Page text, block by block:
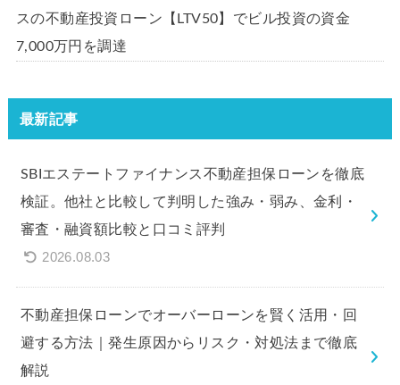
スの不動産投資ローン【LTV50】でビル投資の資金
7,000万円を調達
最新記事
SBIエステートファイナンス不動産担保ローンを徹底
検証。他社と比較して判明した強み・弱み、金利・
審査・融資額比較と口コミ評判
2026.08.03
不動産担保ローンでオーバーローンを賢く活用・回
避する方法｜発生原因からリスク・対処法まで徹底
解説